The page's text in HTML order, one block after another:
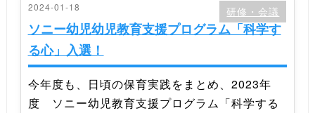
2024-01-18
ソニー幼児幼児教育支援プログラム「科学す
る心」入選！
研修・会議
今年度も、日頃の保育実践をまとめ、2023年
度 ソニー幼児教育支援プログラム「科学する